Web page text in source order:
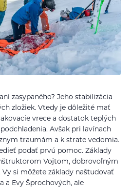
zasypaného? Jeho stabilizácia
zložiek. Vtedy je dôležité mať
vrece a dostatok teplých
Avšak pri lavínach
traumám a k strate vedomia.
podať prvú pomoc. Základy
Vojtom, dobrovoľným
si môžete základy naštudovať
a Evy Šprochových, ale